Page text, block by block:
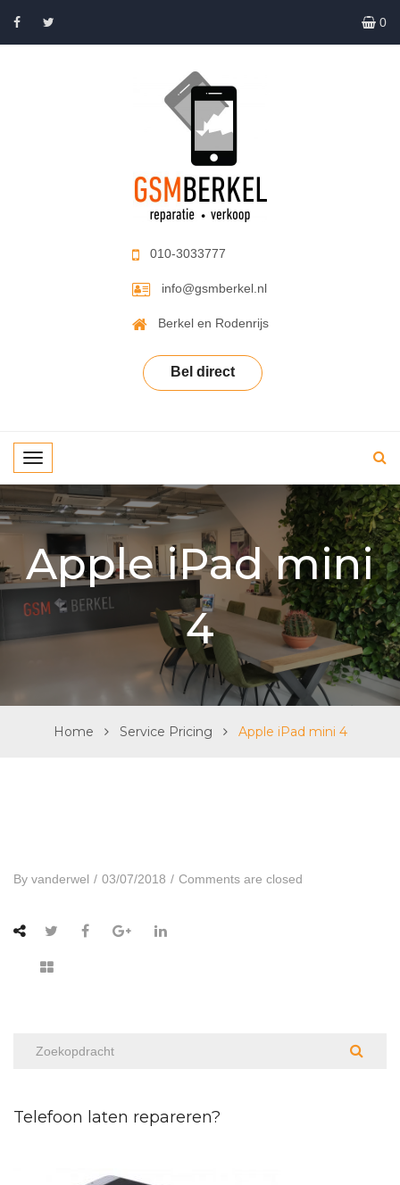
0
010-3033777
info@gsmberkel.nl
Berkel en Rodenrijs
Bel direct
T
o
e
n
a
Apple iPad mini
4
Home Service Pricing Apple iPad mini 4
By vanderwel / 03/07/2018 / Comments are closed
Telefoon laten repareren?